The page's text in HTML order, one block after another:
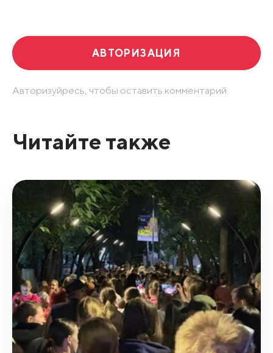
АВТОРИЗАЦИЯ
Авторизуйресь, чтобы оставить комментарий.
Читайте также